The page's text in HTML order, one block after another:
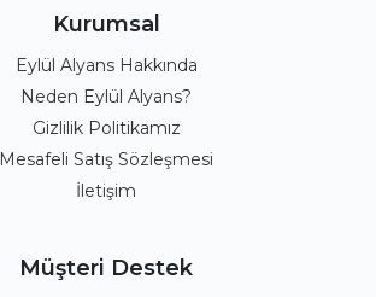
Kurumsal
Eylül Alyans Hakkında
Neden Eylül Alyans?
Gizlilik Politikamız
Mesafeli Satış Sözleşmesi
İletişim
Müşteri Destek